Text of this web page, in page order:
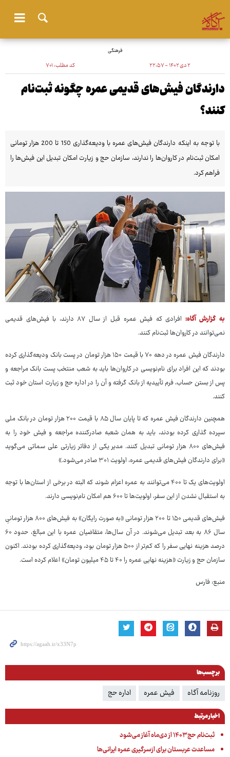
فرهنگی
۲ دی ۱۴۰۲ - ۲۲:۵۷ کد مطلب:۷۰۱
دارندگان فیش‌های قدیمی عمره چگونه ثبت‌نام
کنند؟
با توجه به اینکه دارندگان فیش‌های عمره با ودیعه‌گذاری 150 تا 200 هزار تومانی
امکان ثبت‌نام در کاروان‌ها را ندارند، سازمان حج و زیارت امکان تبدیل این فیش‌ها را
فراهم کرد.
به گزارش آگاه:
افرادی که فیش عمره قبل از سال ۸۷ دارند، با فیش‌های قدیمی
نمی‌توانند در کاروان‌ها ثبت‌نام کنند.
دارندگان فیش عمره در دهه ۷۰ با قیمت ۱۵۰ هزار تومان در پست بانک ودیعه‌گذاری کرده
بودند که این افراد برای نام‌نویسی در کاروان‌ها باید به شعب منتخب پست بانک مراجعه و
پس از بستن حساب، فرم تأییدیه از بانک گرفته و آن را در اداره حج و زیارت استان خود ثبت
کنند.
همچنین دارندگان فیش عمره که تا پایان سال ۸۵ با قیمت ۲۰۰ هزار تومان در بانک ملی
سپرده گذاری کرده بودند، باید به همان شعبه صادرکننده مراجعه و فیش خود را به
فیش‌های ۸۰۰ هزار تومانی تبدیل کنند. مدیر یکی از دفاتر زیارتی علی سماتی می‌گوید
«برای دارندگان فیش‌های قدیمی عمره، اولویت ۳۰۱ صادر می‌شود.»
اولویت‌های یک تا ۴۰۰ می‌توانند به عمره اعزام شوند که البته در برخی از استان‌ها با توجه
به استقبال نشدن از این سفر، اولویت‌ها تا ۶۰۰ هم امکان نام‌نویسی دارند.
فیش‌های قدیمی ۱۵۰ تا ۲۰۰ هزار تومانی «به صورت رایگان» به فیش‌های ۸۰۰ هزار تومانیِ
سال ۸۶ به بعد تبدیل می‌شوند. در آن سال‌ها، متقاضیان عمره با این مبالغ، حدود ۶۰
درصد هزینه نهایی سفر را که کم‌تر از ۵۰۰ هزار تومان بود، ودیعه‌گذاری کرده بودند. اکنون
سازمان حج و زیارت «هزینه نهایی عمره را ۴۰ تا ۴۵ میلیون تومان» اعلام کرده است.
منبع: فارس
برچسب‌ها
روزنامه آگاه فیش عمره اداره حج
اخبار مرتبط
ثبت‌نام حج ۱۴۰۳ از دی‌ماه آغاز می‌شود
مساعدت عربستان برای ازسرگیری عمره ایرانی‌ها